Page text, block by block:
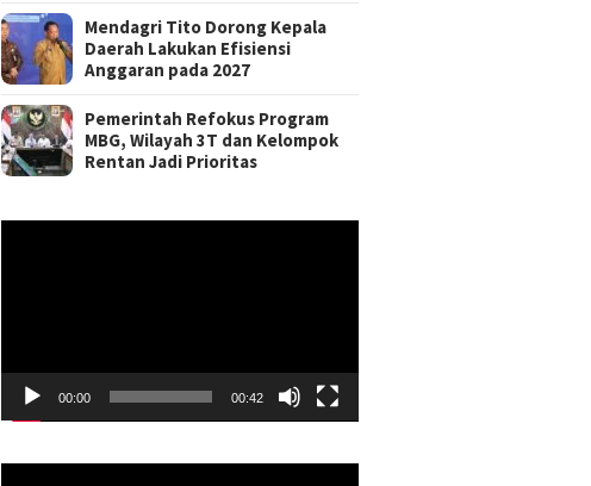
Mendagri Tito Dorong Kepala
Daerah Lakukan Efisiensi
Anggaran pada 2027
Pemerintah Refokus Program
MBG, Wilayah 3T dan Kelompok
Rentan Jadi Prioritas
00:00 00:42